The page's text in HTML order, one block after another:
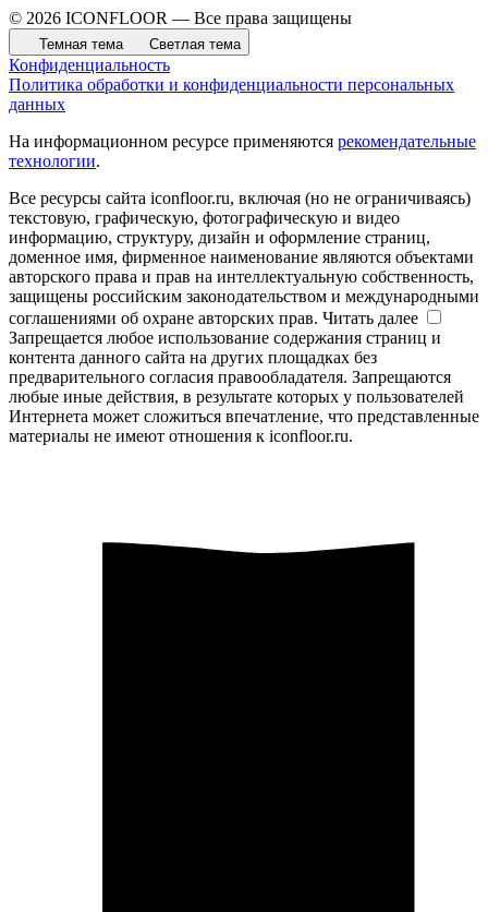
© 2026 ICONFLOOR — Все права защищены
Темная тема Светлая тема
Конфиденциальность
Политика обработки и конфиденциальности персональных
данных
На информационном ресурсе применяются рекомендательные
технологии.
Все ресурсы сайта iconfloor.ru, включая (но не ограничиваясь)
текстовую, графическую, фотографическую и видео
информацию, структуру, дизайн и оформление страниц,
доменное имя, фирменное наименование являются объектами
авторского права и прав на интеллектуальную собственность,
защищены российским законодательством и международными
соглашениями об охране авторских прав. Читать далее
Запрещается любое использование содержания страниц и
контента данного сайта на других площадках без
предварительного согласия правообладателя. Запрещаются
любые иные действия, в результате которых у пользователей
Интернета может сложиться впечатление, что представленные
материалы не имеют отношения к iconfloor.ru.